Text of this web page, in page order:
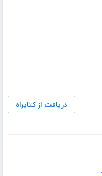
دریافت از کتابراه